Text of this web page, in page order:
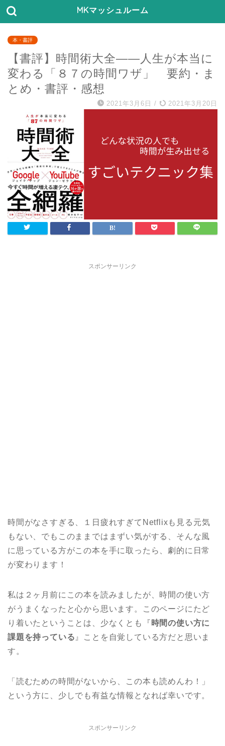
MKマッシュルーム
本・書評
【書評】時間術大全――人生が本当に
変わる「８７の時間ワザ」 要約・ま
とめ・書評・感想
2021年3月6日 / 2021年3月20日
スポンサーリンク
時間がなさすぎる、１日疲れすぎてNetflixも見る元気
もない、でもこのままではまずい気がする、そんな風
に思っている方がこの本を手に取ったら、劇的に日常
が変わります！
私は２ヶ月前にこの本を読みましたが、時間の使い方
がうまくなったと心から思います。このページにたど
り着いたということは、少なくとも『 時間の使い方に
課題を持っている 』ことを自覚している方だと思いま
す。
「読むための時間がないから、この本も読めんわ！」
という方に、少しでも有益な情報となれば幸いです。
スポンサーリンク